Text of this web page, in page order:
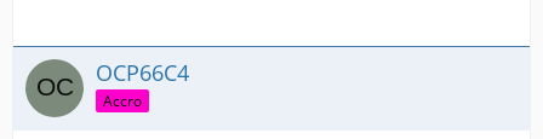
OCP66C4
Accro